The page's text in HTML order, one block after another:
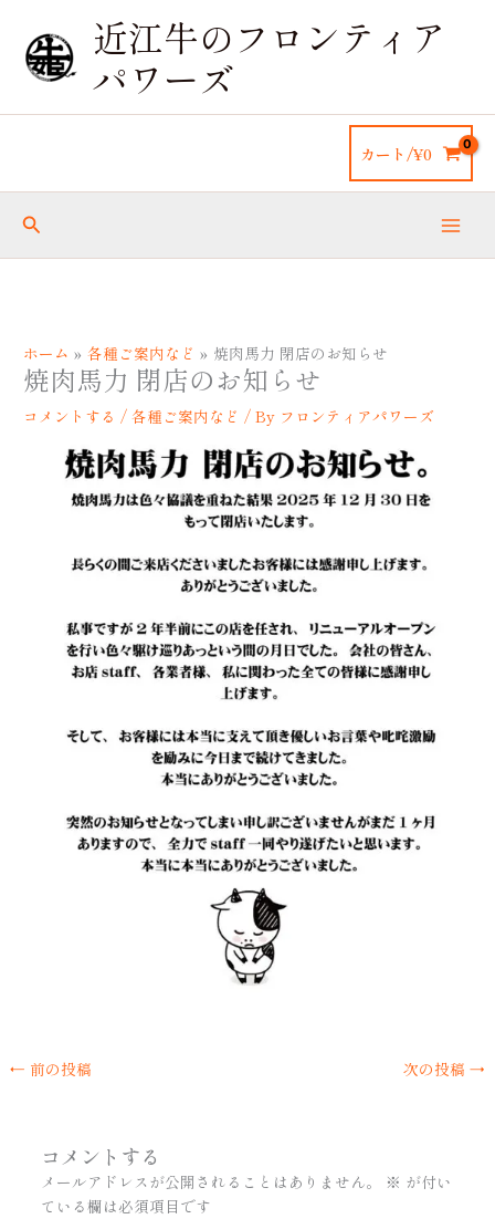
キ
近江牛のフロンティア
パワーズ
カート/¥0
検
索
ホーム 各種ご案内など 焼肉馬力 閉店のお知らせ
焼肉馬力 閉店のお知らせ
コメントする /各種ご案内など / By フロンティアパワーズ
← 前の投稿 次の投稿 →
コメントする
メールアドレスが公開されることはありません。 ※ が付い
ている欄は必須項目です